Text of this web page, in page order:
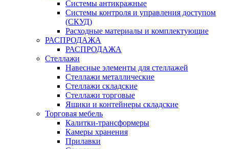
Системы антикражные
Системы контроля и управления доступом
(СКУД)
Расходные материалы и комплектующие
РАСПРОДАЖА
РАСПРОДАЖА
Стеллажи
Навесные элементы для стеллажей
Стеллажи металлические
Стеллажи складские
Стеллажи торговые
Ящики и контейнеры складские
Торговая мебель
Калитки-трансформеры
Камеры хранения
Прилавки